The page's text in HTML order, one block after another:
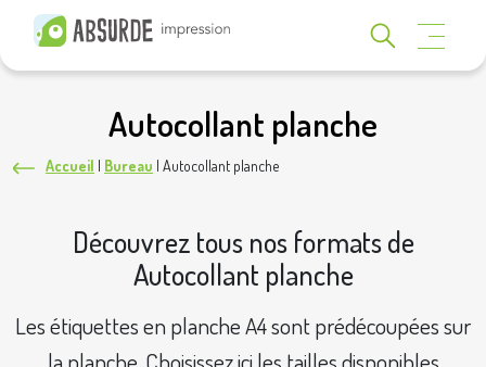
Autocollant planche
Accueil | Bureau | Autocollant planche
Découvrez tous nos formats de
Autocollant planche
Les étiquettes en planche A4 sont prédécoupées sur
la planche. Choisissez ici les tailles disponibles